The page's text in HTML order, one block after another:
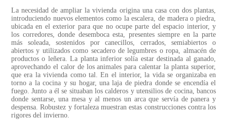
La necesidad de ampliar la vivienda origina una casa con dos plantas,
introduciendo nuevos elementos como la escalera, de madera o piedra,
ubicada en el exterior para que no ocupe parte del espacio interior, y
los corredores, donde desemboca esta, presentes siempre en la parte
más soleada, sostenidos por canecillos, cerrados, semiabiertos o
abiertos y utilizados como secadero de legumbres o ropa, almacén de
productos o leñera. La planta inferior solía estar destinada al ganado,
aprovechando el calor de los animales para calentar la planta superior,
que era la vivienda como tal. En el interior, la vida se organizaba en
torno a la cocina y su hogar, una laja de piedra donde se encendía el
fuego. Junto a él se situaban los calderos y utensilios de cocina, bancos
donde sentarse, una mesa y al menos un arca que servía de panera y
despensa. Robustez y fortaleza muestran estas construcciones contra los
rigores del invierno.